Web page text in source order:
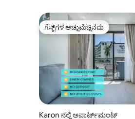
ಗೆಸ್ಟ್‌ಗಳ ಅಚ್ಚುಮೆಚ್ಚಿನದು
ಗೆಸ್ಟ್‌ಗಳ ಅಚ್ಚುಮೆಚ್ಚಿನದು
Karon ನಲ್ಲಿ ಅಪಾರ್ಟ್‌ಮಂಟ್